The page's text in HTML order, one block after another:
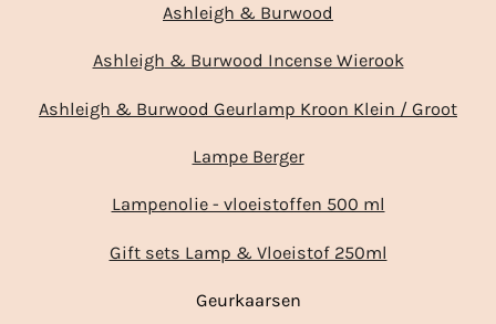
Ashleigh & Burwood
Ashleigh & Burwood Incense Wierook
Ashleigh & Burwood Geurlamp Kroon Klein / Groot
Lampe Berger
Lampenolie - vloeistoffen 500 ml
Gift sets Lamp & Vloeistof 250ml
Geurkaarsen